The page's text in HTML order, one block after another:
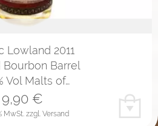
Lowland 2011
Bourbon Barrel
Vol Malts of…
MwSt. zzgl. Versand
9,90 €